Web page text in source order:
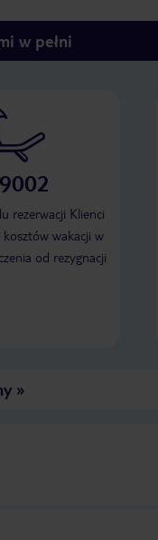
w pełni
rezerwacji Klienci
wakacji w
od rezygnacji
»